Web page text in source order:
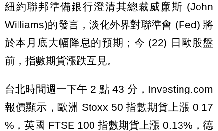
紐約聯邦準備銀行澄清其總裁威廉斯 (John
Williams)的發言，淡化外界對聯準會 (Fed) 將
於本月底大幅降息的預期；今 (22) 日歐股盤
前， 指數期貨漲跌互見。
台北時間週一下午 2 點 43 分，Investing.com
報價顯示，歐洲 Stoxx 50 指數期貨上漲 0.17
%，英國 FTSE 100 指數期貨上漲 0.13%，德